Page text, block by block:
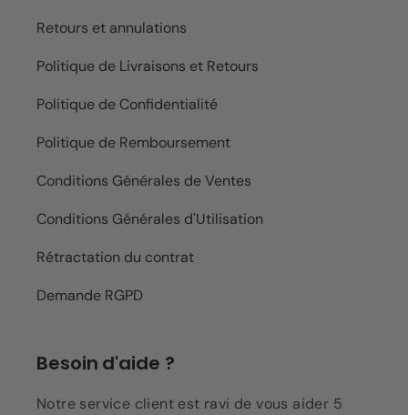
Retours et annulations
Politique de Livraisons et Retours
Politique de Confidentialité
Politique de Remboursement
Conditions Générales de Ventes
Conditions Générales d'Utilisation
Rétractation du contrat
Demande RGPD
Besoin d'aide ?
Notre service client est ravi de vous aider 5